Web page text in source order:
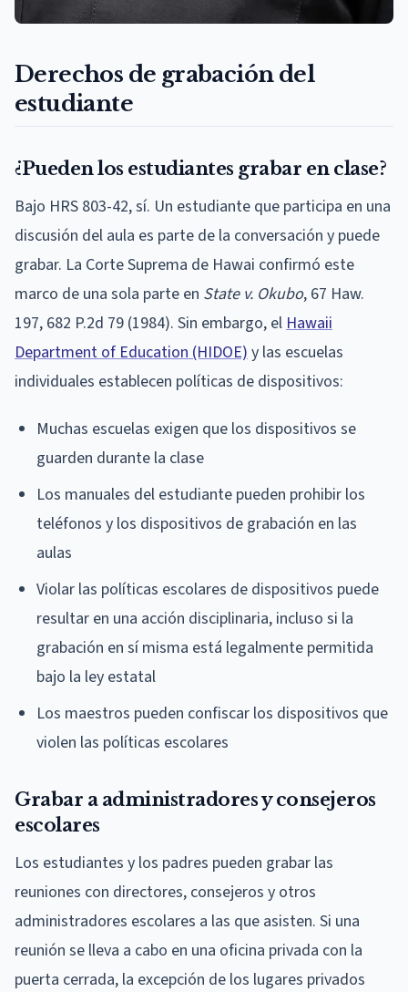
Derechos de grabación del
estudiante
¿Pueden los estudiantes grabar en clase?
Bajo HRS 803-42, sí. Un estudiante que participa en una
discusión del aula es parte de la conversación y puede
grabar. La Corte Suprema de Hawai confirmó este
marco de una sola parte en State v. Okubo, 67 Haw.
197, 682 P.2d 79 (1984). Sin embargo, el Hawaii
Department of Education (HIDOE) y las escuelas
individuales establecen políticas de dispositivos:
Muchas escuelas exigen que los dispositivos se
guarden durante la clase
Los manuales del estudiante pueden prohibir los
teléfonos y los dispositivos de grabación en las
aulas
Violar las políticas escolares de dispositivos puede
resultar en una acción disciplinaria, incluso si la
grabación en sí misma está legalmente permitida
bajo la ley estatal
Los maestros pueden confiscar los dispositivos que
violen las políticas escolares
Grabar a administradores y consejeros
escolares
Los estudiantes y los padres pueden grabar las
reuniones con directores, consejeros y otros
administradores escolares a las que asisten. Si una
reunión se lleva a cabo en una oficina privada con la
puerta cerrada, la excepción de los lugares privados